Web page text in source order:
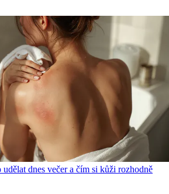
udělat dnes večer a čím si kůži rozhodně